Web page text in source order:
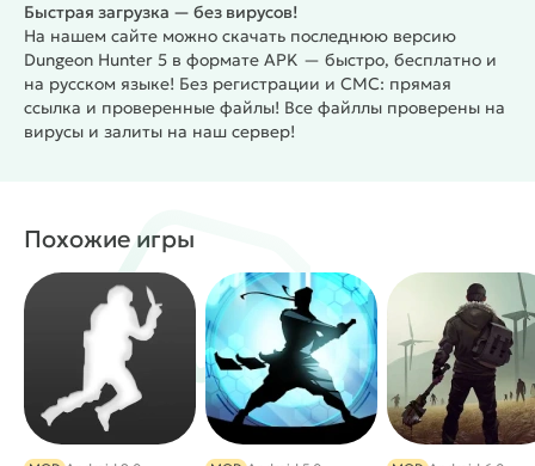
реальных пользователей и кооперативные
рейдовые миссии. Можно открывать и
прокачивать персонажей разных классов, и
получать уникальные силы. Способностей десятки,
а экипировки и вооружения вообще сотни единиц.
Динамичная и разнообразная боевая система в
стиле hack and slash, с магией, холодным оружием,
и умениями.
Десятки локаций, врагов, персонажей и сотни
полезных предметов.
Проработанная трехмерная графика консольного
уровня качества.
Жанр: Экшены Ролевые / Слэшеры /
Быстрая загрузка — без вирусов!
На нашем сайте можно скачать последнюю версию
Dungeon Hunter 5 в формате APK — быстро, бесплатно и
на русском языке! Без регистрации и СМС: прямая
ссылка и проверенные файлы! Все файллы проверены на
вирусы и залиты на наш сервер!
Похожие игры